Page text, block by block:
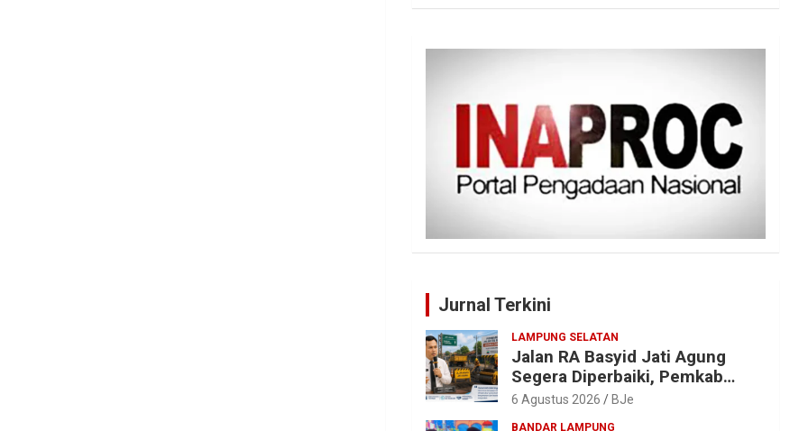
Jurnal Terkini
LAMPUNG SELATAN
Jalan RA Basyid Jati Agung
Segera Diperbaiki, Pemkab
Lampung Selatan Alokasikan
6 Agustus 2026 BJe
BANDAR LAMPUNG